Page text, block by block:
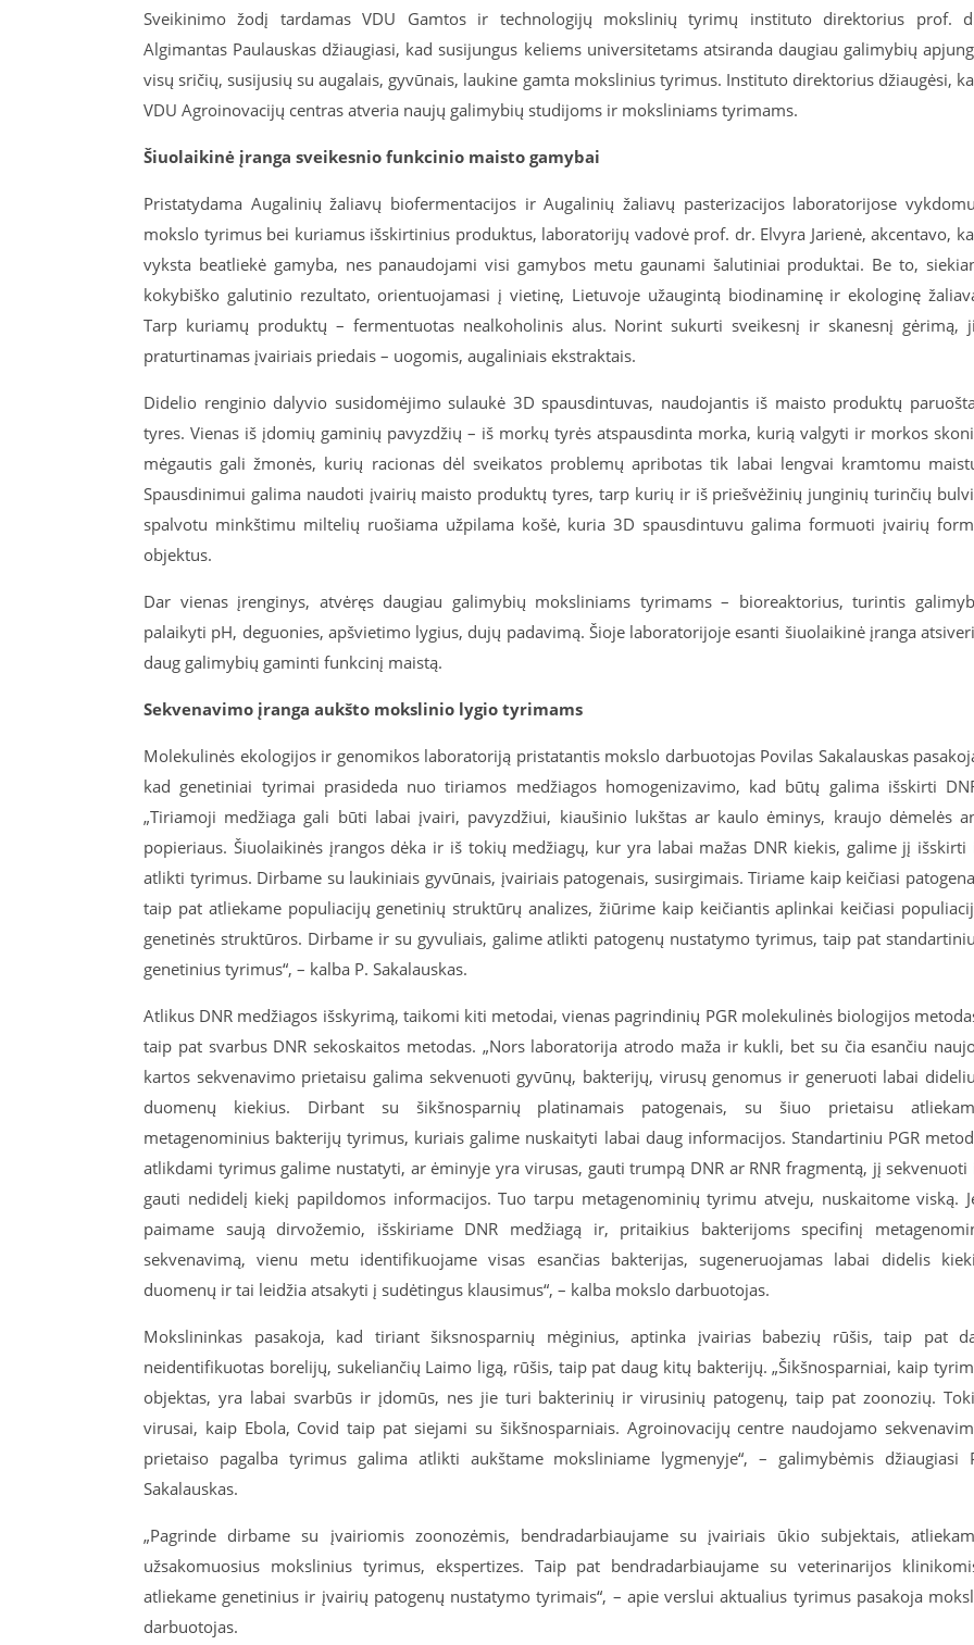
Sveikinimo žodį tardamas VDU Gamtos ir technologijų mokslinių tyrimų instituto direktorius prof.
Algimantas Paulauskas džiaugiasi, kad susijungus keliems universitetams atsiranda daugiau galimybių
visų sričių, susijusių su augalais, gyvūnais, laukine gamta mokslinius tyrimus. Instituto direktorius džiaugėsi,
VDU Agroinovacijų centras atveria naujų galimybių studijoms ir moksliniams tyrimams.
Šiuolaikinė įranga sveikesnio funkcinio maisto gamybai
Pristatydama Augalinių žaliavų biofermentacijos ir Augalinių žaliavų pasterizacijos laboratorijose
mokslo tyrimus bei kuriamus išskirtinius produktus, laboratorijų vadovė prof. dr. Elvyra Jarienė, akcentavo,
vyksta beatliekė gamyba, nes panaudojami visi gamybos metu gaunami šalutiniai produktai. Be to,
kokybiško galutinio rezultato, orientuojamasi į vietinę, Lietuvoje užaugintą biodinaminę ir ekologinę
Tarp kuriamų produktų – fermentuotas nealkoholinis alus. Norint sukurti sveikesnį ir skanesnį gėrimą,
praturtinamas įvairiais priedais – uogomis, augaliniais ekstraktais.
Didelio renginio dalyvio susidomėjimo sulaukė 3D spausdintuvas, naudojantis iš maisto produktų
tyres. Vienas iš įdomių gaminių pavyzdžių – iš morkų tyrės atspausdinta morka, kurią valgyti ir morkos
mėgautis gali žmonės, kurių racionas dėl sveikatos problemų apribotas tik labai lengvai kramtomu
Spausdinimui galima naudoti įvairių maisto produktų tyres, tarp kurių ir iš priešvėžinių junginių turinčių
spalvotu minkštimu miltelių ruošiama užpilama košė, kuria 3D spausdintuvu galima formuoti įvairių
objektus.
Dar vienas įrenginys, atvėręs daugiau galimybių moksliniams tyrimams – bioreaktorius, turintis
palaikyti pH, deguonies, apšvietimo lygius, dujų padavimą. Šioje laboratorijoje esanti šiuolaikinė įranga
daug galimybių gaminti funkcinį maistą.
Sekvenavimo įranga aukšto mokslinio lygio tyrimams
Molekulinės ekologijos ir genomikos laboratoriją pristatantis mokslo darbuotojas Povilas Sakalauskas
kad genetiniai tyrimai prasideda nuo tiriamos medžiagos homogenizavimo, kad būtų galima išskirti
„Tiriamoji medžiaga gali būti labai įvairi, pavyzdžiui, kiaušinio lukštas ar kaulo ėminys, kraujo dėmelės
popieriaus. Šiuolaikinės įrangos dėka ir iš tokių medžiagų, kur yra labai mažas DNR kiekis, galime jį išskirti
atlikti tyrimus. Dirbame su laukiniais gyvūnais, įvairiais patogenais, susirgimais. Tiriame kaip keičiasi
taip pat atliekame populiacijų genetinių struktūrų analizes, žiūrime kaip keičiantis aplinkai keičiasi
genetinės struktūros. Dirbame ir su gyvuliais, galime atlikti patogenų nustatymo tyrimus, taip pat
genetinius tyrimus“, – kalba P. Sakalauskas.
Atlikus DNR medžiagos išskyrimą, taikomi kiti metodai, vienas pagrindinių PGR molekulinės biologijos
taip pat svarbus DNR sekoskaitos metodas. „Nors laboratorija atrodo maža ir kukli, bet su čia esančiu
kartos sekvenavimo prietaisu galima sekvenuoti gyvūnų, bakterijų, virusų genomus ir generuoti labai
duomenų kiekius. Dirbant su šikšnosparnių platinamais patogenais, su šiuo prietaisu
metagenominius bakterijų tyrimus, kuriais galime nuskaityti labai daug informacijos. Standartiniu PGR
atlikdami tyrimus galime nustatyti, ar ėminyje yra virusas, gauti trumpą DNR ar RNR fragmentą, jį sekvenuoti
gauti nedidelį kiekį papildomos informacijos. Tuo tarpu metagenominių tyrimu atveju, nuskaitome viską.
paimame saują dirvožemio, išskiriame DNR medžiagą ir, pritaikius bakterijoms specifinį
sekvenavimą, vienu metu identifikuojame visas esančias bakterijas, sugeneruojamas labai didelis
duomenų ir tai leidžia atsakyti į sudėtingus klausimus“, – kalba mokslo darbuotojas.
Mokslininkas pasakoja, kad tiriant šiksnosparnių mėginius, aptinka įvairias babezių rūšis, taip pat
neidentifikuotas borelijų, sukeliančių Laimo ligą, rūšis, taip pat daug kitų bakterijų. „Šikšnosparniai, kaip
objektas, yra labai svarbūs ir įdomūs, nes jie turi bakterinių ir virusinių patogenų, taip pat zoonozių.
virusai, kaip Ebola, Covid taip pat siejami su šikšnosparniais. Agroinovacijų centre naudojamo
prietaiso pagalba tyrimus galima atlikti aukštame moksliniame lygmenyje“, – galimybėmis džiaugiasi
Sakalauskas.
„Pagrinde dirbame su įvairiomis zoonozėmis, bendradarbiaujame su įvairiais ūkio subjektais,
užsakomuosius mokslinius tyrimus, ekspertizes. Taip pat bendradarbiaujame su veterinarijos
atliekame genetinius ir įvairių patogenų nustatymo tyrimais“, – apie verslui aktualius tyrimus pasakoja
darbuotojas.